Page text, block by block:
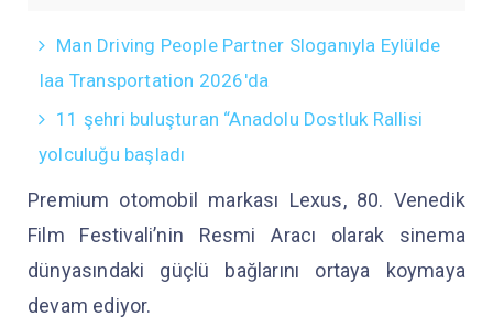
Man Driving People Partner Sloganıyla Eylülde
Iaa Transportation 2026'da
11 şehri buluşturan “Anadolu Dostluk Rallisi
yolculuğu başladı
Premium otomobil markası Lexus, 80. Venedik
Film Festivali’nin Resmi Aracı olarak sinema
dünyasındaki güçlü bağlarını ortaya koymaya
devam ediyor.